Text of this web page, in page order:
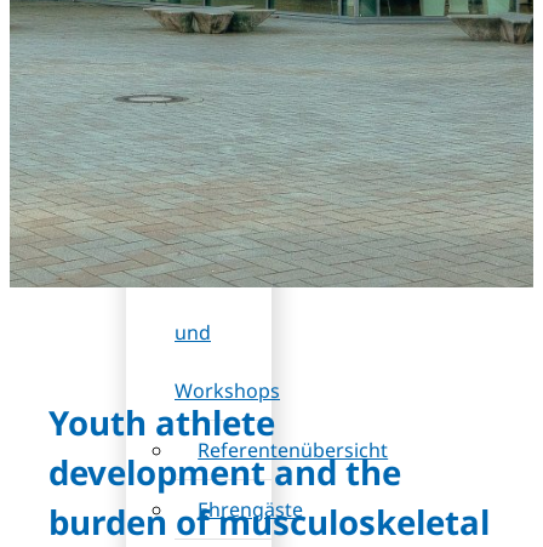
DB
(Rabatt)
Wissenschaftliches
Programm
Sessions
und
Workshops
Referentenübersicht
Ehrengäste
Youth athlete
development and the
burden of musculoskeletal